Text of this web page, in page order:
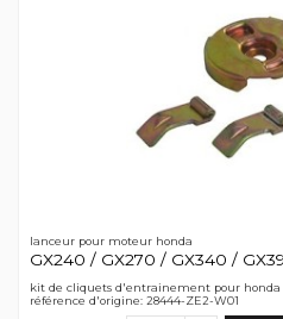
lanceur pour moteur honda
GX240 / GX270 / GX340 /
kit de cliquets d'entrainement pour honda
référence d'origine: 28444-ZE2-W01